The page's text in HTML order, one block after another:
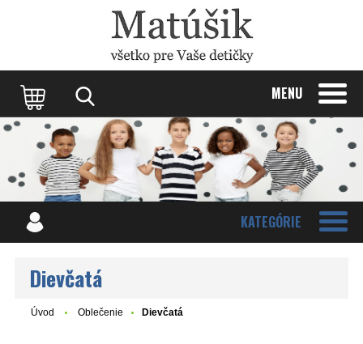
MENU
KATEGÓRIE
Dievčatá
Úvod Oblečenie Dievčatá
Update cookies preferences